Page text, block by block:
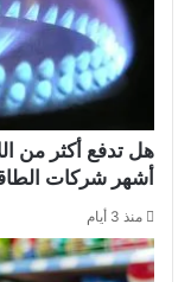
هل تدفع أكثر من
أشهر شركات
منذ 3 أيام